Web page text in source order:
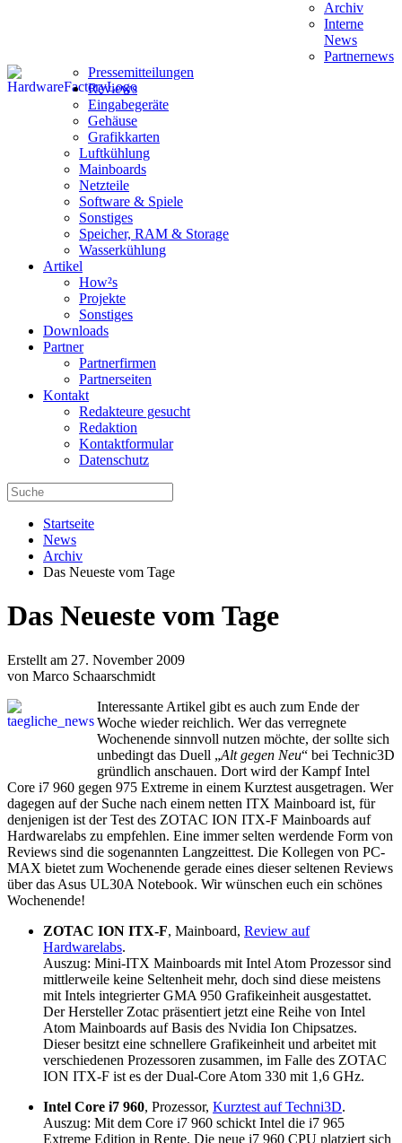
Archiv
Interne
News
Partnernews
Pressemitteilungen
Reviews
Eingabegeräte
Gehäuse
Grafikkarten
Luftkühlung
Mainboards
Netzteile
Software & Spiele
Sonstiges
Speicher, RAM & Storage
Wasserkühlung
Artikel
How²s
Projekte
Sonstiges
Downloads
Partner
Partnerfirmen
Partnerseiten
Kontakt
Redakteure gesucht
Redaktion
Kontaktformular
Datenschutz
Startseite
News
Archiv
Das Neueste vom Tage
Das Neueste vom Tage
Erstellt am 27. November 2009
von Marco Schaarschmidt
Interessante Artikel gibt es auch zum Ende der
Woche wieder reichlich. Wer das verregnete
Wochenende sinnvoll nutzen möchte, der sollte sich
unbedingt das Duell „Alt gegen Neu“ bei Technic3D
gründlich anschauen. Dort wird der Kampf Intel
Core i7 960 gegen 975 Extreme in einem Kurztest ausgetragen. Wer
dagegen auf der Suche nach einem netten ITX Mainboard ist, für
denjenigen ist der Test des ZOTAC ION ITX-F Mainboards auf
Hardwarelabs zu empfehlen. Eine immer selten werdende Form von
Reviews sind die sogenannten Langzeittest. Die Kollegen von PC-
MAX bietet zum Wochenende gerade eines dieser seltenen Reviews
über das Asus UL30A Notebook. Wir wünschen euch ein schönes
Wochenende!
ZOTAC ION ITX-F, Mainboard, Review auf
Hardwarelabs.
Auszug: Mini-ITX Mainboards mit Intel Atom Prozessor sind
mittlerweile keine Seltenheit mehr, doch sind diese meistens
mit Intels integrierter GMA 950 Grafikeinheit ausgestattet.
Der Hersteller Zotac präsentiert jetzt eine Reihe von Intel
Atom Mainboards auf Basis des Nvidia Ion Chipsatzes.
Dieser besitzt eine schnellere Grafikeinheit und arbeitet mit
verschiedenen Prozessoren zusammen, im Falle des ZOTAC
ION ITX-F ist es der Dual-Core Atom 330 mit 1,6 GHz.
Intel Core i7 960, Prozessor, Kurztest auf Techni3D.
Auszug: Mit dem Core i7 960 schickt Intel die i7 965
Extreme Edition in Rente. Die neue i7 960 CPU platziert sich